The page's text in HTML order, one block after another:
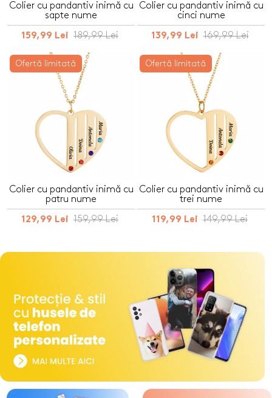
Colier cu pandantiv inimă cu
sapte nume
159,99 Lei 189,99 Lei
Colier cu pandantiv inimă cu
cinci nume
139,99 Lei 169,99 Lei
Ofertă limitată
Colier cu pandantiv inimă cu
patru nume
129,99 Lei 159,99 Lei
Ofertă limitată
Colier cu pandantiv inimă cu
trei nume
119,99 Lei 149,99 Lei